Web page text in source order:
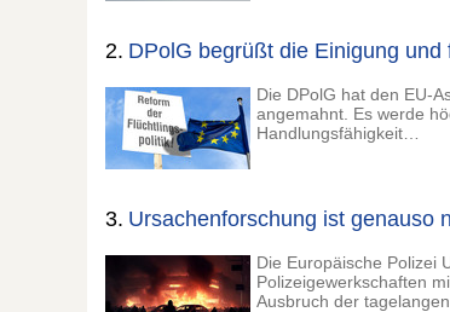
2. DPolG begrüßt die Einigung
Die DPolG hat den EU-
angemahnt. Es werde
Handlungsfähigkeit…
3. Ursachenforschung ist genauso
Die Europäische Polizei
Polizeigewerkschaften
Ausbruch der